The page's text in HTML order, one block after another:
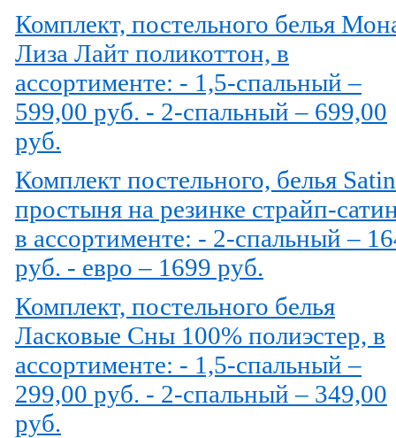
Комплект, постельного белья
Лиза Лайт поликоттон, в
ассортименте: - 1,5-спальный –
599,00 руб. - 2-спальный – 699,00
руб.
Комплект постельного, белья Satin
простыня на резинке страйп-
в ассортименте: - 2-спальный –
руб. - евро – 1699 руб.
Комплект, постельного белья
Ласковые Сны 100% полиэстер, в
ассортименте: - 1,5-спальный –
299,00 руб. - 2-спальный – 349,00
руб.